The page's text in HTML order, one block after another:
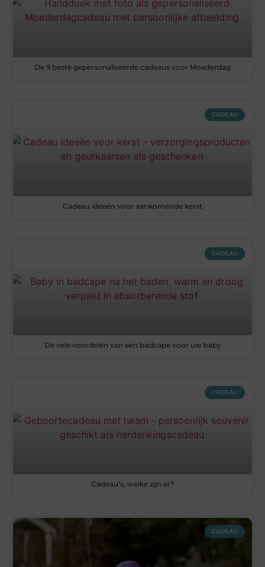
De 9 beste gepersonaliseerde cadeaus voor Moederdag
CADEAU
Cadeau ideeën voor aankomende kerst
CADEAU
De vele voordelen van een badcape voor uw baby
CADEAU
Cadeau’s, welke zijn er?
CADEAU